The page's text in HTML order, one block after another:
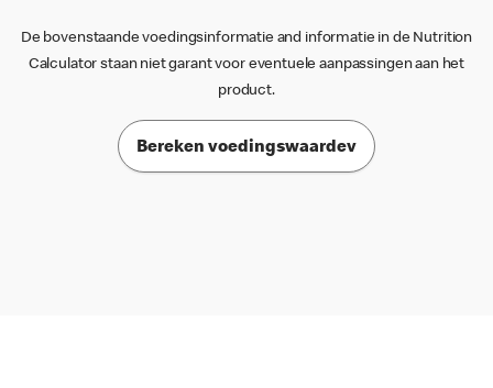
De bovenstaande voedingsinformatie and informatie in de Nutrition
Calculator staan niet garant voor eventuele aanpassingen aan het
product.
Bereken voedingswaardev